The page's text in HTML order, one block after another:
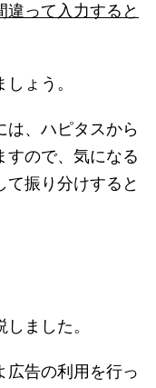
って入力すると
ょう。
は、ハピタスから
すので、気になる
て振り分けすると
ました。
広告の利用を行っ